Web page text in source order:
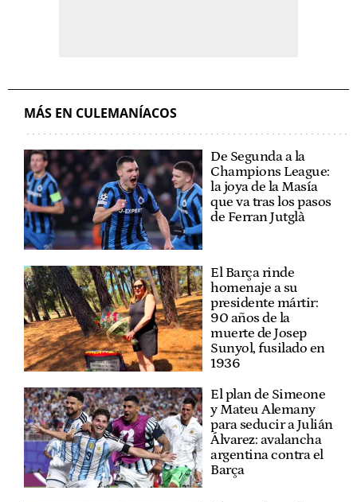
MÁS EN CULEMANÍACOS
De Segunda a la
Champions League:
la joya de la Masía
que va tras los pasos
de Ferran Jutglà
El Barça rinde
homenaje a su
presidente mártir:
90 años de la
muerte de Josep
Sunyol, fusilado en
1936
El plan de Simeone
y Mateu Alemany
para seducir a Julián
Álvarez: avalancha
argentina contra el
Barça